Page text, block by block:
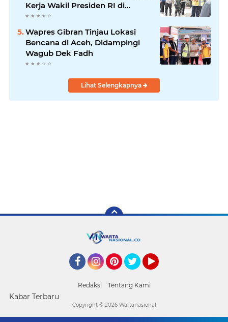
Kerja Wakil Presiden RI di
Kabupaten Bireuen
Wapres Gibran Tinjau Lokasi
Bencana di Aceh, Didampingi
Wagub Dek Fadh
Lihat Selengkapnya
Redaksi Tentang Kami
Kabar Terbaru
Copyright © 2026 Wartanasional